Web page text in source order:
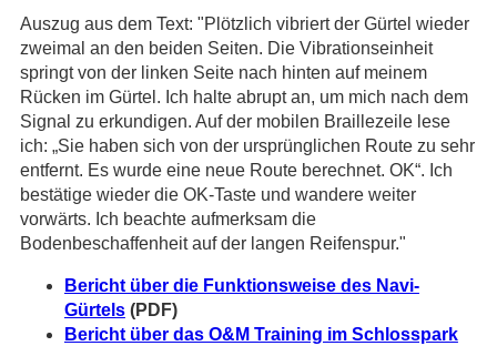
Auszug aus dem Text: "Plötzlich vibriert der Gürtel wieder
zweimal an den beiden Seiten. Die Vibrationseinheit
springt von der linken Seite nach hinten auf meinem
Rücken im Gürtel. Ich halte abrupt an, um mich nach dem
Signal zu erkundigen. Auf der mobilen Braillezeile lese
ich: „Sie haben sich von der ursprünglichen Route zu sehr
entfernt. Es wurde eine neue Route berechnet. OK“. Ich
bestätige wieder die OK-Taste und wandere weiter
vorwärts. Ich beachte aufmerksam die
Bodenbeschaffenheit auf der langen Reifenspur."
Bericht über die Funktionsweise des Navi-
Gürtels(PDF)
Bericht über das O&M Training im Schlosspark